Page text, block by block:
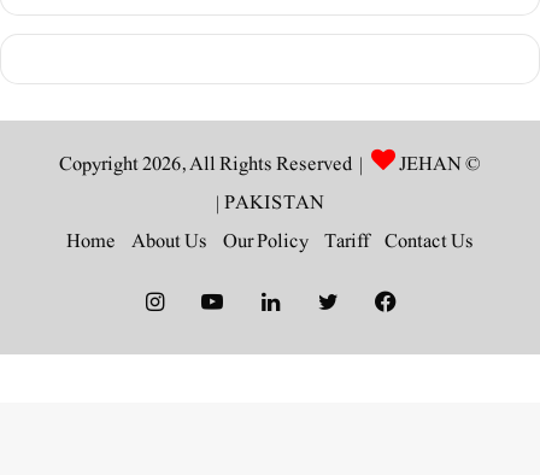
© Copyright 2026, All Rights Reserved |
JEHAN
PAKISTAN
|
Contact Us
Tariff
Our Policy
About Us
Home
Facebook
Twitter
LinkedIn
YouTube
Instagram